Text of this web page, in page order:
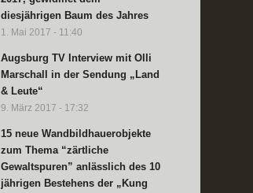
diesjährigen Baum des Jahres
1. Mai 2017 - 11:40
Augsburg TV Interview mit Olli
Marschall in der Sendung „Land
& Leute“
9. März 2017 - 17:32
15 neue Wandbildhauerobjekte
zum Thema “zärtliche
Gewaltspuren” anlässlich des 10
jährigen Bestehens der „Kung